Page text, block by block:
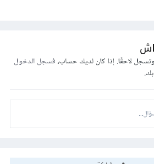
لاحقًا. إذا كان لديك حساب،فسجل الدخول